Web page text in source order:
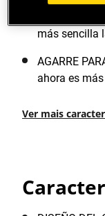
más sencilla
AGARRE
ahora es
Ver mais